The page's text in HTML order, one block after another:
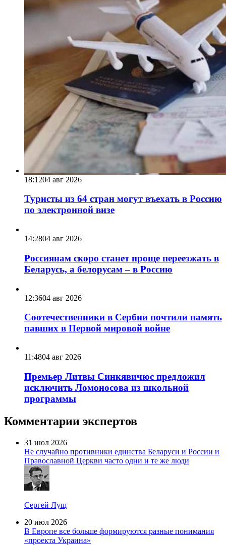
18:1204 авг 2026
Туристы из 64 стран могут въехать в Россию
по электронной визе
14:2804 авг 2026
Россиянам скоро станет проще переезжать в
Беларусь, а белорусам – в Россию
12:3604 авг 2026
Соотечественники в Сербии почтили память
павших в Первой мировой войне
11:4804 авг 2026
Премьер Литвы Синкявичюс предложил
исключить Ломоносова из школьной
программы
Комментарии экспертов
31 июл 2026
Не случайно противники единства Беларуси и России и
Православной Церкви часто одни и те же люди
Сергей Лущ
20 июл 2026
В Европе все больше формируются разные понимания
«проекта Украина»